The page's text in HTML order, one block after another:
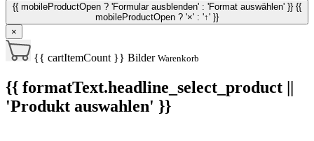
{{ mobileProductOpen ? 'Formular ausblenden' : 'Format auswählen' }} {{
mobileProductOpen ? '×' : '↑' }}
×
{{ cartItemCount }} Bilder Warenkorb
{{ formatText.headline_select_product ||
'Produkt auswahlen' }}